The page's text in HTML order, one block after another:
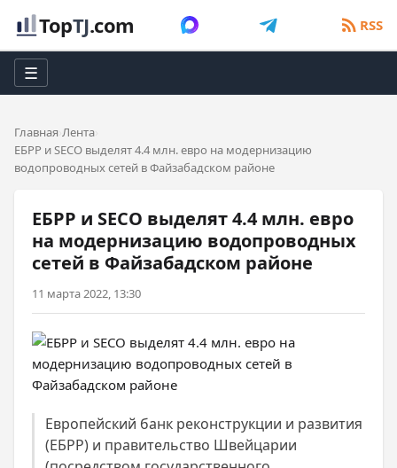
TopTJ.com RSS
☰
Главная Лента
ЕБРР и SECO выделят 4.4 млн. евро на модернизацию
водопроводных сетей в Файзабадском районе
ЕБРР и SECO выделят 4.4 млн. евро
на модернизацию водопроводных
сетей в Файзабадском районе
11 марта 2022, 13:30
Европейский банк реконструкции и развития
(ЕБРР) и правительство Швейцарии